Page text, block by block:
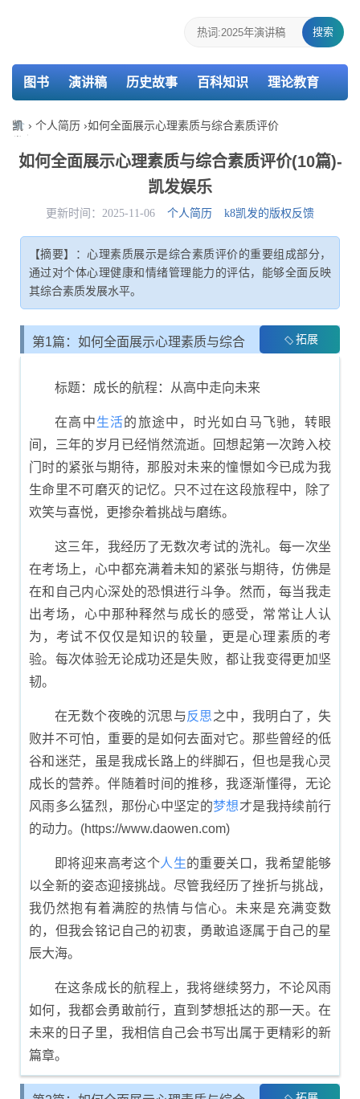
搜索
图书 演讲稿 历史故事 百科知识 理论教育
个人简历 报告 策划 教案 课件 检讨书
主持词 述职报告 活动总结 介绍信
凯
娱
› 个人简历 ›如何全面展示心理素质与综合素质评价
如何全面展示心理素质与综合素质评价(10篇)-
凯发娱乐
更新时间：2025-11-06 个人简历 k8凯发的版权反馈
【摘要】：心理素质展示是综合素质评价的重要组成部分，
通过对个体心理健康和情绪管理能力的评估，能够全面反映
其综合素质发展水平。
第1篇：如何全面展示心理素质与综合 拓展
标题：成长的航程：从高中走向未来
在高中生活的旅途中，时光如白马飞驰，转眼
间，三年的岁月已经悄然流逝。回想起第一次跨入校
门时的紧张与期待，那股对未来的憧憬如今已成为我
生命里不可磨灭的记忆。只不过在这段旅程中，除了
欢笑与喜悦，更掺杂着挑战与磨练。
这三年，我经历了无数次考试的洗礼。每一次坐
在考场上，心中都充满着未知的紧张与期待，仿佛是
在和自己内心深处的恐惧进行斗争。然而，每当我走
出考场，心中那种释然与成长的感受，常常让人认
为，考试不仅仅是知识的较量，更是心理素质的考
验。每次体验无论成功还是失败，都让我变得更加坚
韧。
在无数个夜晚的沉思与反思之中，我明白了，失
败并不可怕，重要的是如何去面对它。那些曾经的低
谷和迷茫，虽是我成长路上的绊脚石，但也是我心灵
成长的营养。伴随着时间的推移，我逐渐懂得，无论
风雨多么猛烈，那份心中坚定的梦想才是我持续前行
的动力。(https://www.daowen.com)
即将迎来高考这个人生的重要关口，我希望能够
以全新的姿态迎接挑战。尽管我经历了挫折与挑战，
我仍然抱有着满腔的热情与信心。未来是充满变数
的，但我会铭记自己的初衷，勇敢追逐属于自己的星
辰大海。
在这条成长的航程上，我将继续努力，不论风雨
如何，我都会勇敢前行，直到梦想抵达的那一天。在
未来的日子里，我相信自己会书写出属于更精彩的新
篇章。